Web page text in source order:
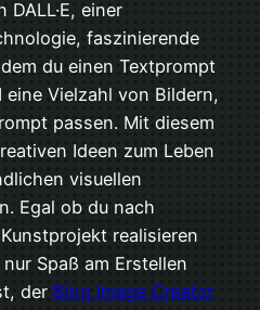
einer
faszinierende
du einen Textprompt
Vielzahl von Bildern,
passen. Mit diesem
Ideen zum Leben
visuellen
Egal ob du nach
realisieren
Spaß am Erstellen
der Bing Image Creator